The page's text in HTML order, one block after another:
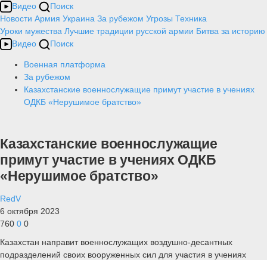
Видео
Поиск
Новости Армия Украина За рубежом Угрозы Техника
Уроки мужества Лучшие традиции русской армии Битва за историю
Видео
Поиск
Военная платформа
За рубежом
Казахстанские военнослужащие примут участие в учениях
ОДКБ «Нерушимое братство»
Казахстанские военнослужащие
примут участие в учениях ОДКБ
«Нерушимое братство»
RedV
6 октября 2023
760 0 0
Казахстан направит военнослужащих воздушно-десантных
подразделений своих вооруженных сил для участия в учениях